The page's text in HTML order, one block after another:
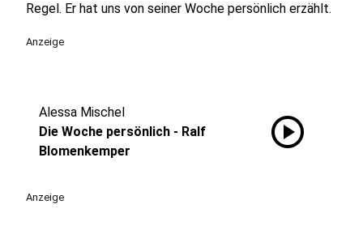
Regel. Er hat uns von seiner Woche persönlich erzählt.
Anzeige
Alessa Mischel
Die Woche persönlich - Ralf
Blomenkemper
play_circle
Anzeige